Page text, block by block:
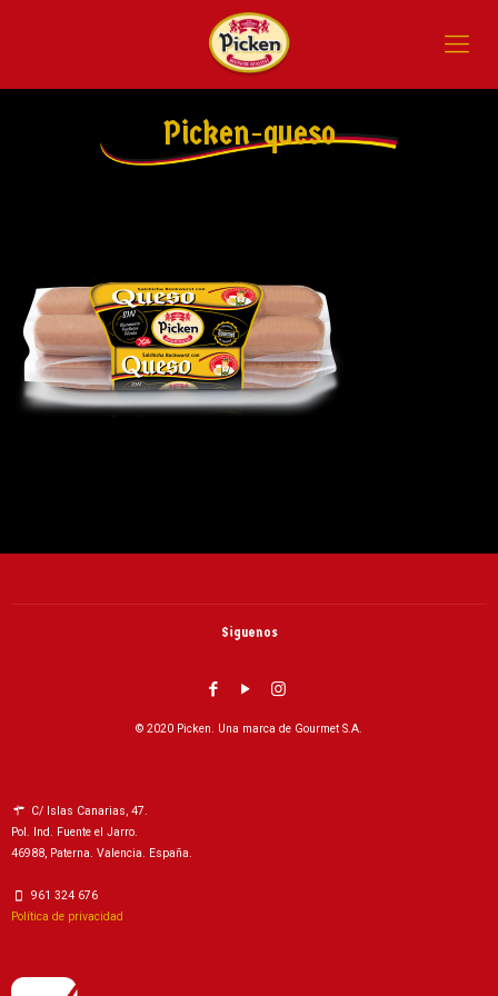
Picken-queso
Siguenos
© 2020 Picken. Una marca de Gourmet S.A.
C/ Islas Canarias, 47.
Pol. Ind. Fuente el Jarro.
46988, Paterna. Valencia. España.
961 324 676
Política de privacidad